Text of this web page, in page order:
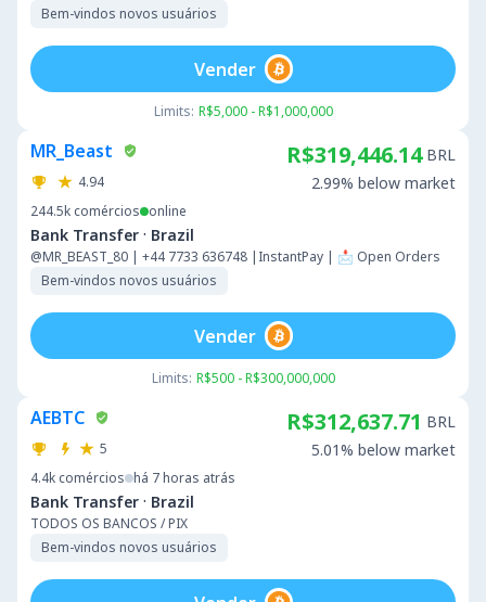
Bem-vindos novos usuários
Limits: R$5,000 - R$1,000,000
Vender
MR_Beast
4.94
244.5k comércios online
Bank Transfer · Brazil
@MR_BEAST_80 | +44 7733 636748 |InstantPay | 📩 Open Orders
Bem-vindos novos usuários
R$319,446.14 BRL
2.99% below market
Limits: R$500 - R$300,000,000
Vender
AEBTC
5
4.4k comércios há 7 horas atrás
Bank Transfer · Brazil
TODOS OS BANCOS / PIX
Bem-vindos novos usuários
R$312,637.71 BRL
5.01% below market